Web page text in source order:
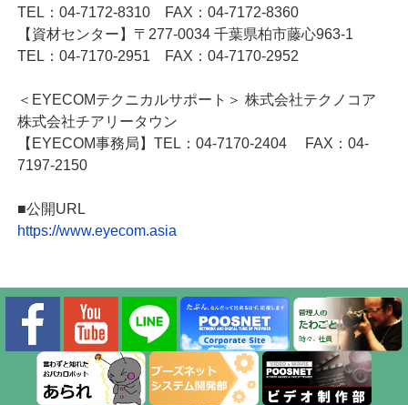
TEL：04-7172-8310 FAX：04-7172-8360
【資材センター】〒277-0034 千葉県柏市藤心963-1
TEL：04-7170-2951 FAX：04-7170-2952
＜EYECOMテクニカルサポート＞ 株式会社テクノコア
株式会社チアリータウン
【EYECOM事務局】TEL：04-7170-2404 FAX：04-
7197-2150
■公開URL
https://www.eyecom.asia